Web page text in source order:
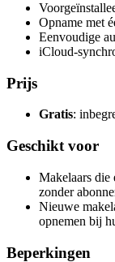
Opname met
Eenvoudige
iCloud-
Prijs
Gratis:
Geschikt voor
Makelaars die
zonder
Nieuwe
opnemen bij
Beperkingen